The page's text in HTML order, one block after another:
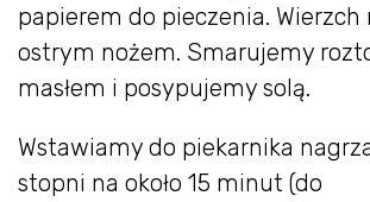
papierem do pieczenia.
ostrym nożem. Smarujemy
masłem i posypujemy solą.
Wstawiamy do piekarnika
stopni na około 15 minut (do